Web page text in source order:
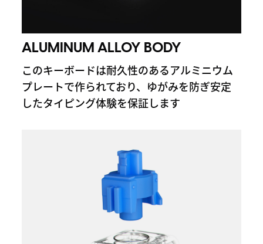
ALUMINUM ALLOY BODY
このキーボードは耐久性のあるアルミニウム
プレートで作られており、ゆがみを防ぎ安定
したタイピング体験を保証します